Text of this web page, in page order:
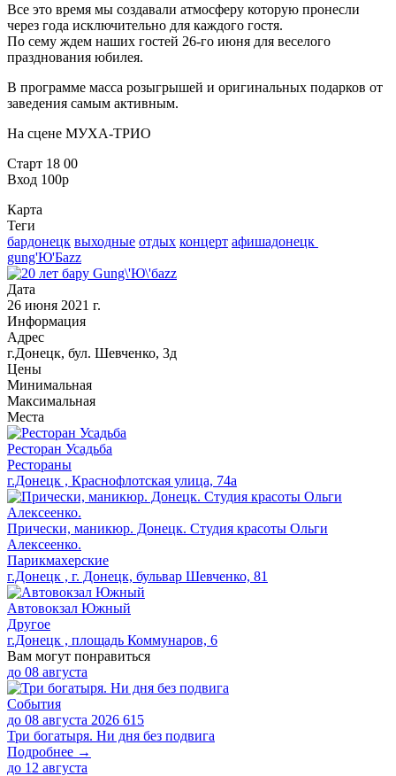
Все это время мы создавали атмосферу которую пронесли
через года исключительно для каждого гостя.
По сему ждем наших гостей 26-го июня для веселого
празднования юбилея.
В программе масса розыгрышей и оригинальных подарков от
заведения самым активным.
На сцене МУХА-ТРИО
Старт 18 00
Вход 100р
Карта
Теги
бардонецк выходные отдых концерт афишадонецк ​
gung'Ю'Бazz
Дата
26 июня 2021 г.
Информация
Адрес
г.Донецк, бул. Шевченко, 3д
Цены
Минимальная
Максимальная
Места
Ресторан Усадьба
Рестораны
г.Донецк , Краснофлотская улица, 74а
Прически, маникюр. Донецк. Студия красоты Ольги
Алексеенко.
Парикмахерские
г.Донецк , г. Донецк, бульвар Шевченко, 81
Автовокзал Южный
Другое
г.Донецк , площадь Коммунаров, 6
Вам могут понравиться
до 08 августа
События
до 08 августа 2026 615
Три богатыря. Ни дня без подвига
Подробнее →
до 12 августа